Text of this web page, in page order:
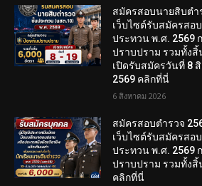
สมัครสอบนายสิบตำ
เว็บไซต์รับสมัครสอ
ประทวน พ.ศ. 2569
ปราบปราม รวมทั้งสิ้
เปิดรับสมัครวันที่ 8
2569 คลิกที่นี่
6 สิงหาคม 2026
สมัครสอบตํารวจ
เว็บไซต์รับสมัครสอ
ประทวน พ.ศ. 2569
ปราบปราม รวมทั้งสิ้
คลิกที่นี่